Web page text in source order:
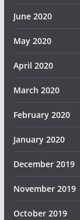
June 2020
May 2020
April 2020
March 2020
February 2020
January 2020
December 2019
November 2019
October 2019